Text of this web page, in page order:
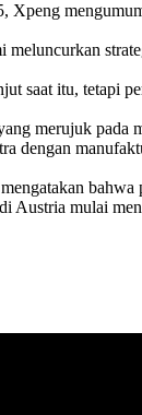
Xpeng
saat itu, tetapi
merujuk pada
dengan
Austria mulai